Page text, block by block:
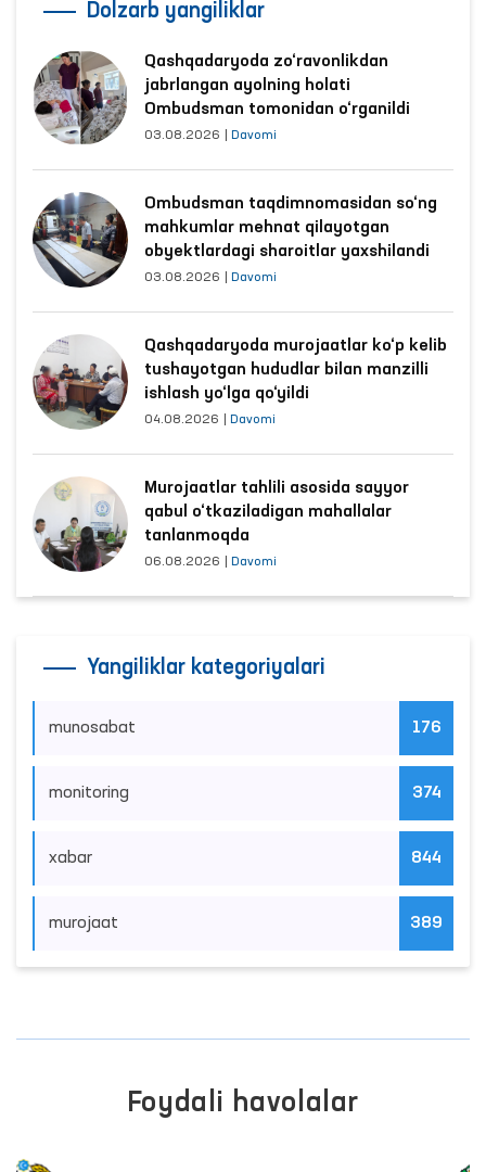
Dolzarb yangiliklar
Qashqadaryoda zo‘ravonlikdan
jabrlangan ayolning holati
Ombudsman tomonidan o‘rganildi
03.08.2026 Davomi
Ombudsman taqdimnomasidan so‘ng
mahkumlar mehnat qilayotgan
obyektlardagi sharoitlar yaxshilandi
03.08.2026 Davomi
Qashqadaryoda murojaatlar ko‘p kelib
tushayotgan hududlar bilan manzilli
ishlash yo‘lga qo‘yildi
04.08.2026 Davomi
Murojaatlar tahlili asosida sayyor
qabul o‘tkaziladigan mahallalar
tanlanmoqda
06.08.2026 Davomi
Yangiliklar kategoriyalari
munosabat 176
monitoring 374
xabar 844
murojaat 389
Foydali havolalar